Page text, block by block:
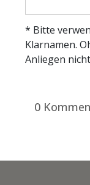
* Bitte
Klarnamen.
Anliegen
0